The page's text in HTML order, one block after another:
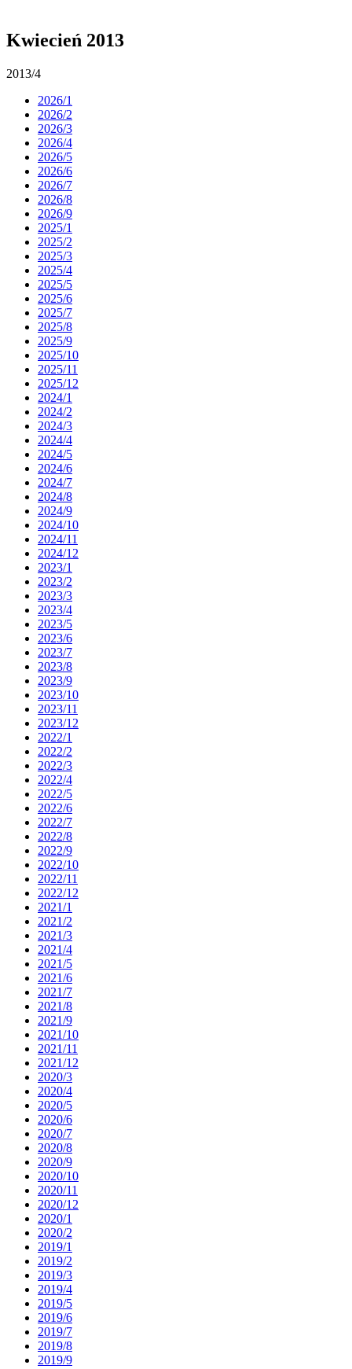
Kwiecień 2013
2013/4
2026/1
2026/2
2026/3
2026/4
2026/5
2026/6
2026/7
2026/8
2026/9
2025/1
2025/2
2025/3
2025/4
2025/5
2025/6
2025/7
2025/8
2025/9
2025/10
2025/11
2025/12
2024/1
2024/2
2024/3
2024/4
2024/5
2024/6
2024/7
2024/8
2024/9
2024/10
2024/11
2024/12
2023/1
2023/2
2023/3
2023/4
2023/5
2023/6
2023/7
2023/8
2023/9
2023/10
2023/11
2023/12
2022/1
2022/2
2022/3
2022/4
2022/5
2022/6
2022/7
2022/8
2022/9
2022/10
2022/11
2022/12
2021/1
2021/2
2021/3
2021/4
2021/5
2021/6
2021/7
2021/8
2021/9
2021/10
2021/11
2021/12
2020/3
2020/4
2020/5
2020/6
2020/7
2020/8
2020/9
2020/10
2020/11
2020/12
2020/1
2020/2
2019/1
2019/2
2019/3
2019/4
2019/5
2019/6
2019/7
2019/8
2019/9